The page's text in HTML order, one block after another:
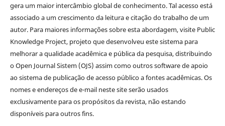
gera um maior intercâmbio global de conhecimento. Tal acesso está
associado a um crescimento da leitura e citação do trabalho de um
autor. Para maiores informações sobre esta abordagem, visite Public
Knowledge Project, projeto que desenvolveu este sistema para
melhorar a qualidade acadêmica e pública da pesquisa, distribuindo
o Open Journal Sistem (OJS) assim como outros software de apoio
ao sistema de publicação de acesso público a fontes acadêmicas. Os
nomes e endereços de e-mail neste site serão usados
exclusivamente para os propósitos da revista, não estando
disponíveis para outros fins.